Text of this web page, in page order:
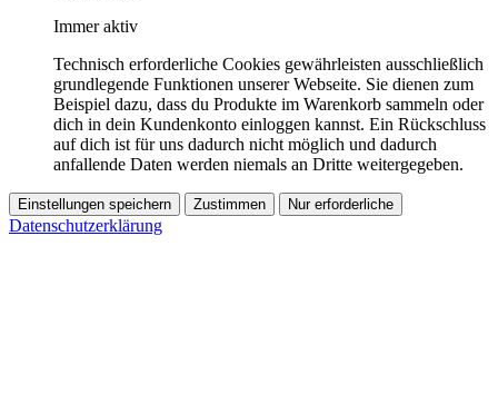
Immer aktiv
Technisch erforderliche Cookies gewährleisten ausschließlich
grundlegende Funktionen unserer Webseite. Sie dienen zum
Beispiel dazu, dass du Produkte im Warenkorb sammeln oder
dich in dein Kundenkonto einloggen kannst. Ein Rückschluss
auf dich ist für uns dadurch nicht möglich und dadurch
anfallende Daten werden niemals an Dritte weitergegeben.
Einstellungen speichern Zustimmen Nur erforderliche
Datenschutzerklärung